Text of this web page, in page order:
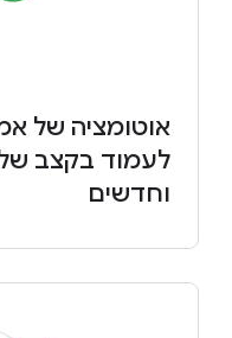
אוטומציה של
לעמוד בקצב של
וחדשים